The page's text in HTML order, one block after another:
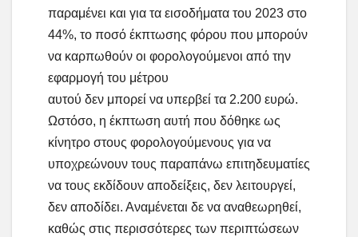
παραμένει και για τα εισοδήματα του 2023 στο
44%, το ποσό έκπτωσης φόρου που μπορούν
να καρπωθούν οι φορολογούμενοι από την
εφαρμογή του μέτρου
αυτού δεν μπορεί να υπερβεί τα 2.200 ευρώ.
Ωστόσο, η έκπτωση αυτή που δόθηκε ως
κίνητρο στους φορολογούμενους για να
υποχρεώνουν τους παραπάνω επιτηδευματίες
να τους εκδίδουν αποδείξεις, δεν λειτουργεί,
δεν αποδίδει. Αναμένεται δε να αναθεωρηθεί,
καθώς στις περισσότερες των περιπτώσεων